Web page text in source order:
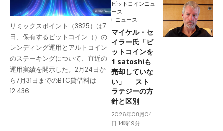
リミックスポイント（3825）は7
日、保有するビットコイン（）の
レンディング運用とアルトコイン
のステーキングについて、直近の
運用実績を開示した。2月24日か
ら7月31日までのBTC貸借料は
12.436…
ビットコインニュ
ース
ニュース
マイケル・セ
イラー氏「ビ
ットコインを
1 satoshiも
売却していな
い」──スト
ラテジーの方
針と区別
2026年08月04
日 14時19分